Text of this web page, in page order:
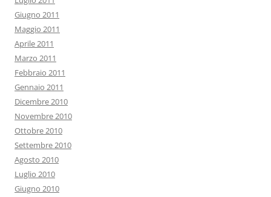
Giugno 2011
Maggio 2011
Aprile 2011
Marzo 2011
Febbraio 2011
Gennaio 2011
Dicembre 2010
Novembre 2010
Ottobre 2010
Settembre 2010
Agosto 2010
Luglio 2010
Giugno 2010